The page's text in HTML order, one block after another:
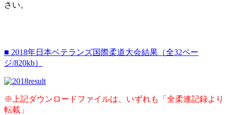
さい。
■ 2018年日本ベテランズ国際柔道大会結果（全32ペー
ジ/820kb）
※上記ダウンロードファイルは、いずれも「全柔連記録より
転載」